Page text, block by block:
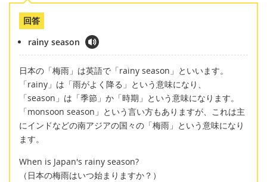
回答
rainy season
日本の「梅雨」は英語で「rainy season」といいます。
「rainy」は「雨がよく降る」という意味になり、
「season」は「季節」か「時期」という意味になります。
「monsoon season」という言い方もありますが、これは主
にインドなどの南アジアの国々の「梅雨」という意味になり
ます。
When is Japan's rainy season?
（日本の梅雨はいつ始まりますか？）